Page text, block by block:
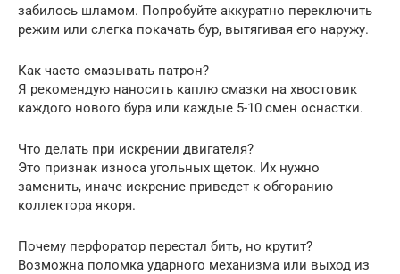
забилось шламом. Попробуйте аккуратно переключить
режим или слегка покачать бур, вытягивая его наружу.
Как часто смазывать патрон?
Я рекомендую наносить каплю смазки на хвостовик
каждого нового бура или каждые 5-10 смен оснастки.
Что делать при искрении двигателя?
Это признак износа угольных щеток. Их нужно
заменить, иначе искрение приведет к обгоранию
коллектора якоря.
Почему перфоратор перестал бить, но крутит?
Возможна поломка ударного механизма или выход из